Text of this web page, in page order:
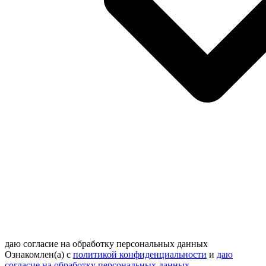
даю согласие на обработку персональных данных
Ознакомлен(а) с политикой конфиденциальности и даю